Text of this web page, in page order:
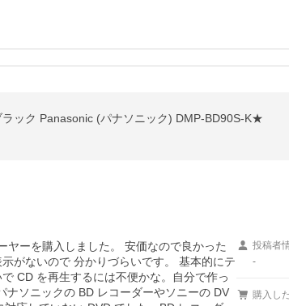
ック Panasonic (パナソニック) DMP-BD90S-K★
ヤーを購入しました。 安価なので良かった
がないので 分かりづらいです。 基本的にテ
CD を再生するには不便かな。自分で作っ
ナソニックの BD レコーダーやソニーの DV
投稿者
-
購入し